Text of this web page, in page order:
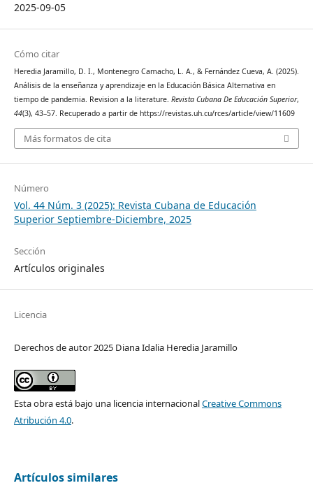
2025-09-05
Cómo citar
Heredia Jaramillo, D. I., Montenegro Camacho, L. A., & Fernández Cueva, A. (2025).
Análisis de la enseñanza y aprendizaje en la Educación Básica Alternativa en
tiempo de pandemia. Revision a la literature. Revista Cubana De Educación Superior,
44(3), 43–57. Recuperado a partir de https://revistas.uh.cu/rces/article/view/11609
Más formatos de cita
Número
Vol. 44 Núm. 3 (2025): Revista Cubana de Educación
Superior Septiembre-Diciembre, 2025
Sección
Artículos originales
Licencia
Derechos de autor 2025 Diana Idalia Heredia Jaramillo
Esta obra está bajo una licencia internacionalCreative Commons
Atribución 4.0.
Artículos similares